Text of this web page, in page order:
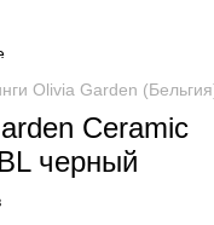
Olivia Garden
Ceramic
черный